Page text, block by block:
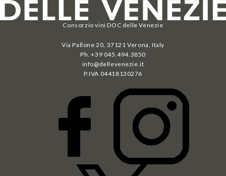
Consorzio vini DOC delle Venezie
Via Pallone 20, 37121 Verona, Italy
Ph. +39 045.494.3850
info@dellevenezie.it
P.IVA 04418130276